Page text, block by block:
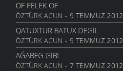
OF FELEK OF
ÖZTÜRK ACUN - 9 TEMMUZ 2012
QATUXTUR BATUX DEGIL
ÖZTÜRK ACUN - 9 TEMMUZ 2012
AĞABEG GIBI
ÖZTÜRK ACUN - 7 TEMMUZ 2012